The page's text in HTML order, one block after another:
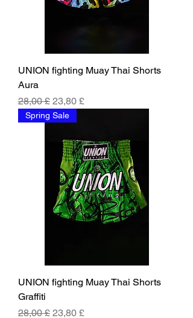
UNION fighting Muay Thai Shorts
Aura
Parastā cena
28,00 £ Izpārdošanas cena
23,80 £
Spring Sale
UNION fighting Muay Thai Shorts
Graffiti
Parastā cena
28,00 £ Izpārdošanas cena
23,80 £